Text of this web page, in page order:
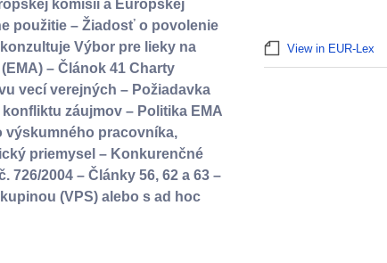
komisii a Európskej
použitie – Žiadosť o povolenie
Výbor pre lieky na
– Článok 41 Charty
vecí verejných – Požiadavka
záujmov – Politika EMA
výskumného pracovníka,
priemysel – Konkurenčné
2004 – Články 56, 62 a 63 –
(VPS) alebo s ad hoc
View in EUR-Lex